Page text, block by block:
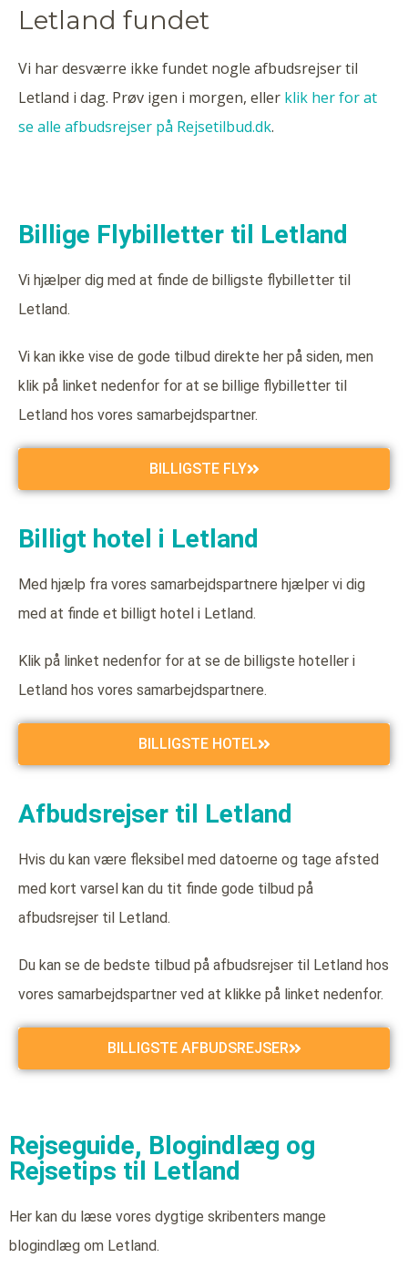
Letland fundet
Vi har desværre ikke fundet nogle afbudsrejser til
Letland i dag. Prøv igen i morgen, eller klik her for at
se alle afbudsrejser på Rejsetilbud.dk.
Billige Flybilletter til Letland
Vi hjælper dig med at finde de billigste flybilletter til
Letland.
Vi kan ikke vise de gode tilbud direkte her på siden, men
klik på linket nedenfor for at se billige flybilletter til
Letland hos vores samarbejdspartner.
BILLIGSTE FLY
Billigt hotel i Letland
Med hjælp fra vores samarbejdspartnere hjælper vi dig
med at finde et billigt hotel i Letland.
Klik på linket nedenfor for at se de billigste hoteller i
Letland hos vores samarbejdspartnere.
BILLIGSTE HOTEL
Afbudsrejser til Letland
Hvis du kan være fleksibel med datoerne og tage afsted
med kort varsel kan du tit finde gode tilbud på
afbudsrejser til Letland.
Du kan se de bedste tilbud på afbudsrejser til Letland hos
vores samarbejdspartner ved at klikke på linket nedenfor.
BILLIGSTE AFBUDSREJSER
Rejseguide, Blogindlæg og
Rejsetips til Letland
Her kan du læse vores dygtige skribenters mange
blogindlæg om Letland.